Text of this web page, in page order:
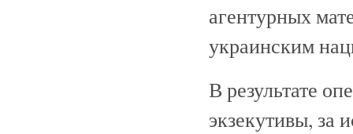
агентурных
украинским
В результате
экзекутивы, за